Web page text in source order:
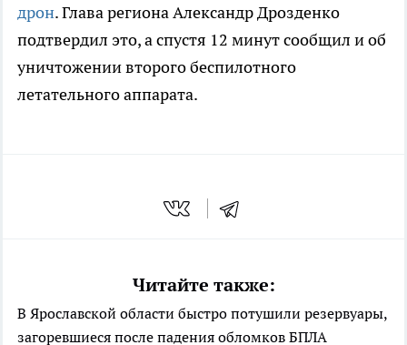
дрон. Глава региона Александр Дрозденко
подтвердил это, а спустя 12 минут сообщил и об
уничтожении второго беспилотного
летательного аппарата.
Читайте также:
В Ярославской области быстро потушили резервуары,
загоревшиеся после падения обломков БПЛА